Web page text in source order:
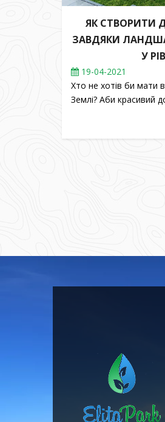
ЯК СТВОРИТИ
ЗАВДЯКИ
У
19-04-2021
Хто не хотів би мати
Землі? Аби красивий